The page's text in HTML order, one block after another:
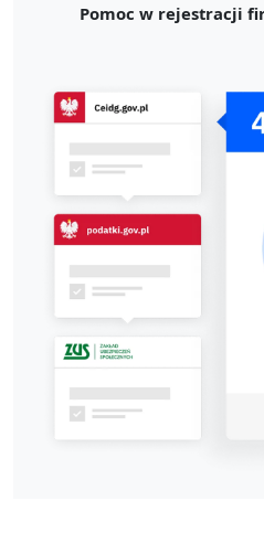
Pomoc w rejestracji